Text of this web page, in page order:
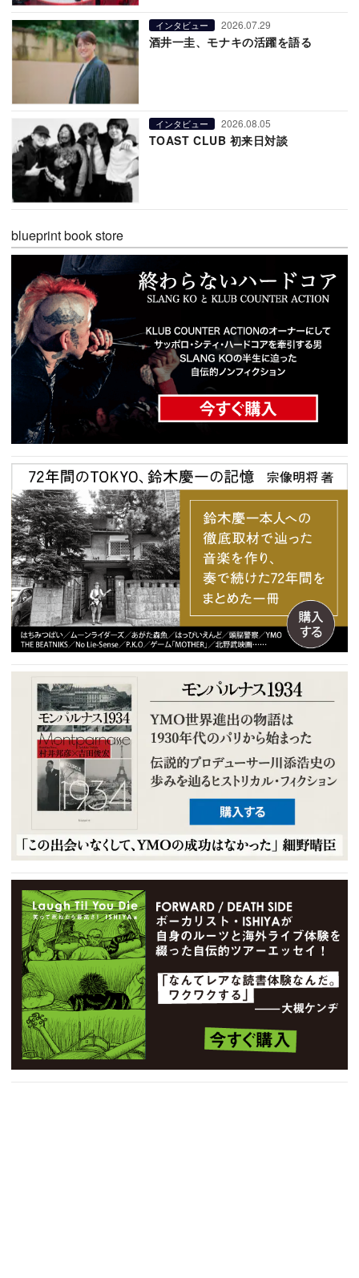
インタビュー 2026.07.29
酒井一圭、モナキの活躍を語る
インタビュー 2026.08.05
TOAST CLUB 初来日対談
blueprint book store